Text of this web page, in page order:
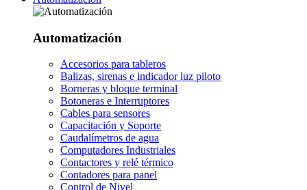
Automatización
Accesorios para tableros
Balizas, sirenas e indicador luz piloto
Borneras y bloque terminal
Botoneras e Interruptores
Cables para sensores
Capacitación y Soporte
Caudalímetros de agua
Computadores Industriales
Contactores y relé térmico
Contadores para panel
Control de Nivel